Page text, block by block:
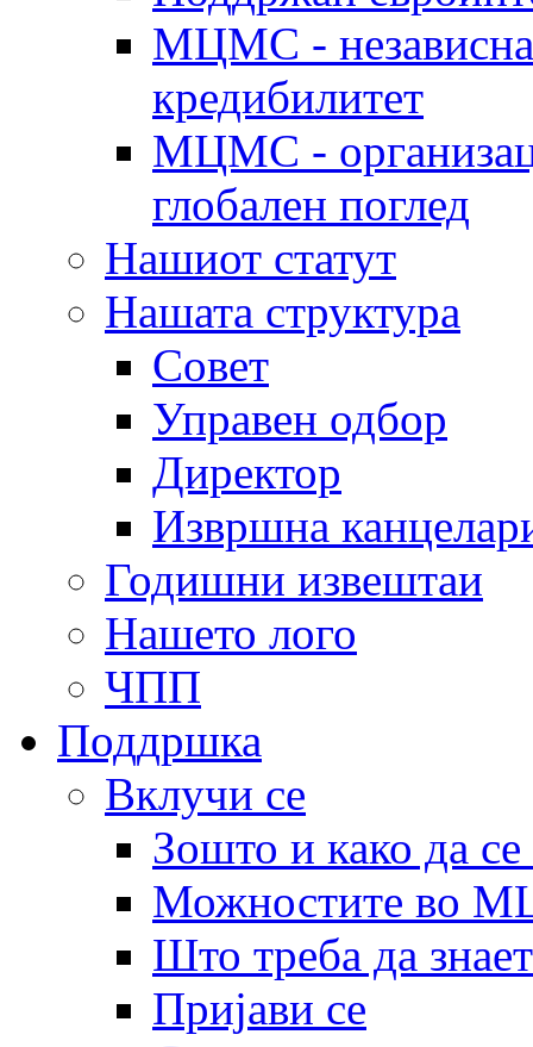
МЦМС - независна
кредибилитет
МЦМС -
глобален поглед
Нашиот статут
Нашата структура
Совет
Управен одбор
Директор
Извршна
Годишни извештаи
Нашето лого
ЧПП
Поддршка
Вклучи се
Зошто и како да
Можностите во
Што треба да
Пријави се